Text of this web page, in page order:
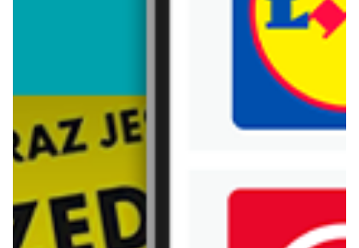
Trafiłeś na nieaktualną gazetkę
Zobacz aktualne gazetki Blix!
Zawartość dla osób